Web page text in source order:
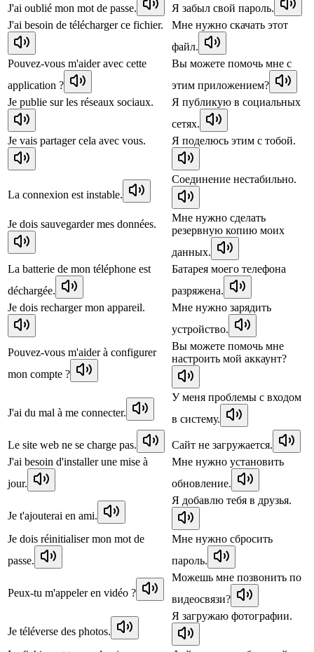
J'ai oublié mon mot de passe.
Я забыл свой пароль.
J'ai besoin de télécharger ce fichier.
Мне нужно скачать этот
файл.
Pouvez-vous m'aider avec cette
application ?
Вы можете помочь мне с
этим приложением?
Je publie sur les réseaux sociaux.
Я публикую в социальных
сетях.
Je vais partager cela avec vous.
Я поделюсь этим с тобой.
La connexion est instable.
Соединение нестабильно.
Je dois sauvegarder mes données.
Мне нужно сделать
резервную копию моих
данных.
La batterie de mon téléphone est
déchargée.
Батарея моего телефона
разряжена.
Je dois recharger mon appareil.
Мне нужно зарядить
устройство.
Pouvez-vous m'aider à configurer
mon compte ?
Вы можете помочь мне
настроить мой аккаунт?
J'ai du mal à me connecter.
У меня проблемы с входом
в систему.
Le site web ne se charge pas.
Сайт не загружается.
J'ai besoin d'installer une mise à
jour.
Мне нужно установить
обновление.
Je t'ajouterai en ami.
Я добавлю тебя в друзья.
Je dois réinitialiser mon mot de
passe.
Мне нужно сбросить
пароль.
Peux-tu m'appeler en vidéo ?
Можешь мне позвонить по
видеосвязи?
Je téléverse des photos.
Я загружаю фотографии.